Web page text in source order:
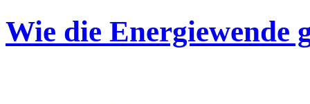
Wie die Energiewende